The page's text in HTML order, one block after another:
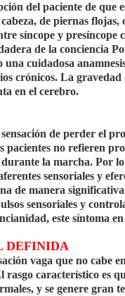
del paciente de que
de piernas
síncope y presíncope
de la conciencia
cuidadosa
crónicos. La
en el cerebro.
de perder el
pacientes no refieren
la marcha. Por
sensoriales y
de manera
sensoriales y
este síntoma
DEFINIDA
vaga que no cabe
característico es
y se genere gran